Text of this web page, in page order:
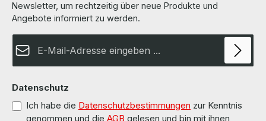
Newsletter, um rechtzeitig über neue Produkte und
Angebote informiert zu werden.
Datenschutz
Ich habe die Datenschutzbestimmungen zur Kenntnis
genommen und die AGB gelesen und bin mit ihnen